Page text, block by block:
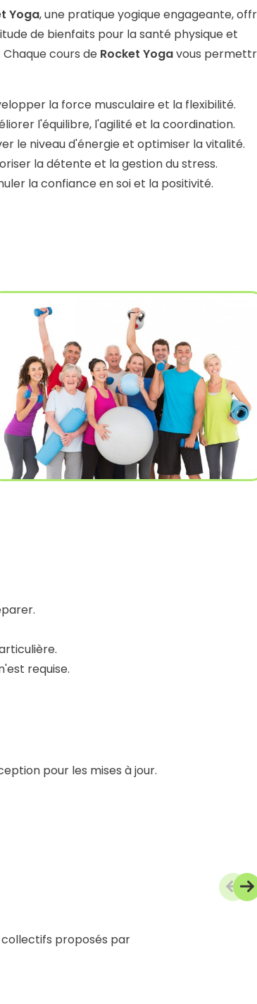
Yoga, une pratique yogique engageante,
de bienfaits pour la santé physique et
cours deRocket Yogavous
la force musculaire et la flexibilité.
l'équilibre, l'agilité et la coordination.
le niveau d'énergie et optimiser la vitalité.
la détente et la gestion du stress.
la confiance en soi et la positivité.
requise.
pour les mises à jour.
proposés par